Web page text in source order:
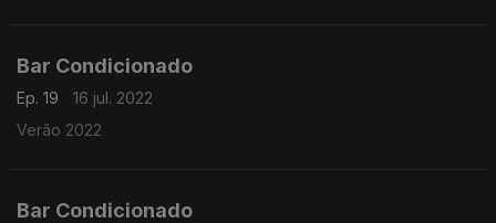
Bar Condicionado
Ep. 19
16 jul. 2022
Verão 2022
Bar Condicionado